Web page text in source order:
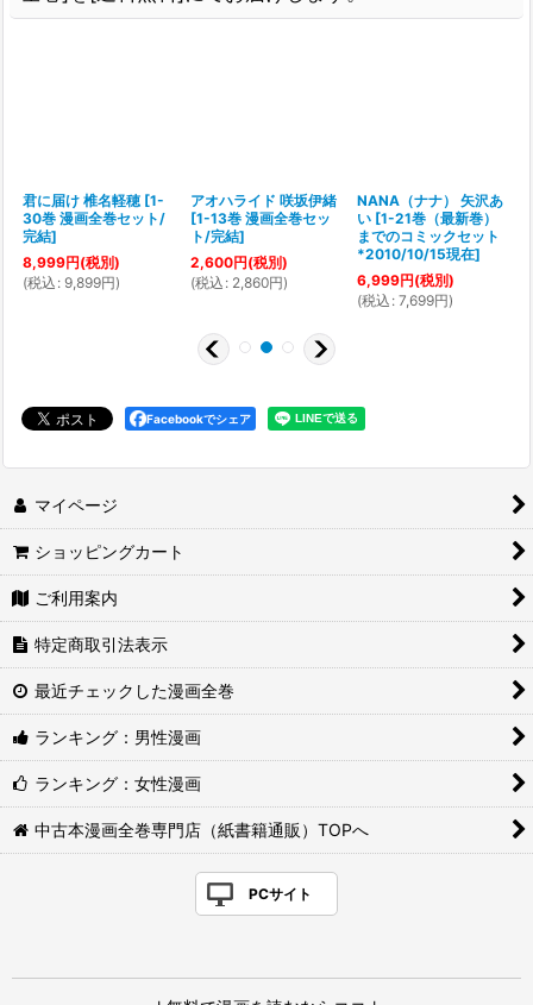
君に届け 椎名軽穂 [1-
30巻 漫画全巻セット/
完結]
8,999円(税別)
(税込 : 9,899円)
アオハライド 咲坂伊緒
[1-13巻 漫画全巻セッ
ト/完結]
2,600円(税別)
(税込 : 2,860円)
NANA（ナナ） 矢沢あ
い [1-21巻（最新巻）
までのコミックセット
*2010/10/15現在]
6,999円(税別)
(税込 : 7,699円)
Facebookでシェア
マイページ
ショッピングカート
ご利用案内
特定商取引法表示
最近チェックした漫画全巻
ランキング：男性漫画
ランキング：女性漫画
中古本漫画全巻専門店（紙書籍通販）TOPへ
PCサイト